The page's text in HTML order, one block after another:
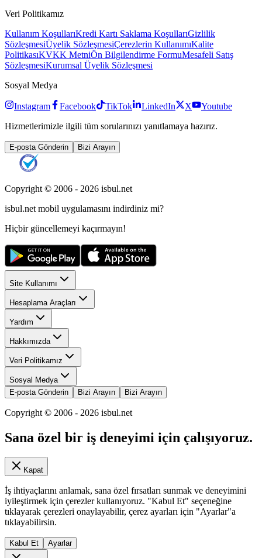
Veri Politikamız
Kullanım KoşullarıKredi Kartı Saklama KoşullarıGizlilik
SözleşmesiÜyelik SözleşmesiÇerezlerin KullanımıKalite
PolitikasıKVKK MetniÖn Bilgilendirme FormuMesafeli Satış
SözleşmesiKurumsal Üyelik Sözleşmesi
Sosyal Medya
Instagram Facebook TikTok LinkedIn X
Youtube
Hizmetlerimizle ilgili tüm sorularınızı yanıtlamaya hazırız.
E-posta Gönderin Bizi Arayın
Copyright © 2006 - 2026 isbul.net
isbul.net mobil uygulamasını indirdiniz mi?
Hiçbir güncellemeyi kaçırmayın!
Site Kullanımı
Hesaplama Araçları
Yardım
Hakkımızda
Veri Politikamız
Sosyal Medya
E-posta Gönderin
Bizi Arayın Bizi Arayın
Copyright © 2006 - 2026 isbul.net
Sana özel bir iş deneyimi için çalışıyoruz.
Kapat
İş ihtiyaçlarını anlamak, sana özel fırsatları sunmak ve deneyimini
iyileştirmek için çerezler kullanıyoruz. "Kabul Et" seçeneğine
tıklayarak çerezleri onaylayabilir, çerez ayarları için "Ayarlar"a
tıklayabilirsin.
Kabul Et Ayarlar